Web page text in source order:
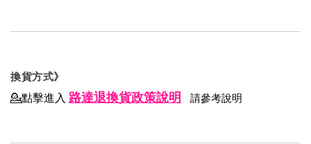
換貨方式》
💁點擊進入 路達退換貨政策說明 請參考說明